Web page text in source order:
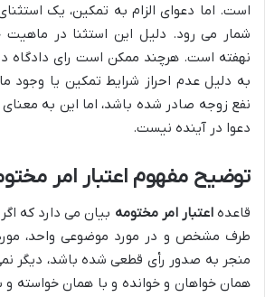
است. اما دعوای الزام به تمکین، یک
شمار می رود. دلیل این استثنا در
نهفته است. هرچند ممکن است رای دادگاه
به دلیل عدم احراز شرایط تمکین یا وجود
نفع زوجه صادر شده باشد، اما این به
دعوا در آینده نیست.
توضیح مفهوم اعتبار امر
قاعدهاعتبار امر مختومه بیان می دارد که
طرف مشخص و در مورد موضوعی واحد، مورد
منجر به صدور رأی قطعی شده باشد، دیگر
همان خواهان و خوانده و با همان خواسته و